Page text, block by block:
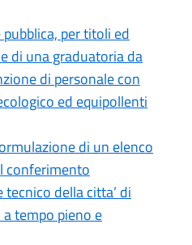
per titoli ed
di una graduatoria da
di personale con
ed equipollenti
di un elenco
conferimento
della citta’ di
tempo pieno e